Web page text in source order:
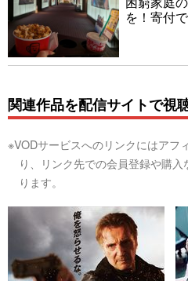
を！寄付
関連作品を配信サイトで視
※VODサービスへのリンクにはアフ
り、リンク先での会員登録や購
ります。